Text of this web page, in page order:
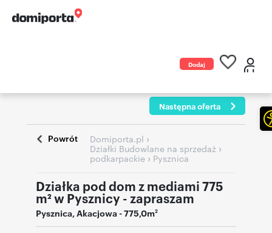
Dodaj
Następna oferta
Powrót Domiporta.pl ›
Działki Budowlane na sprzedaż ›
podkarpackie › Pysznica
Działka pod dom z mediami 775
m² w Pysznicy - zapraszam
Pysznica,Akacjowa- 775,0m2